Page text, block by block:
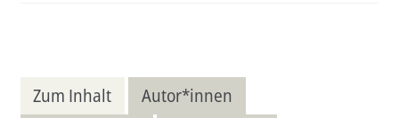
Zum Inhalt
Autor*innen